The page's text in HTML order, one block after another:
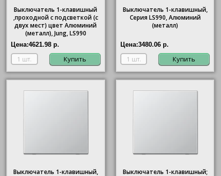
Выключатель 1-клавишный
,проходной с подсветкой (с
двух мест) цвет Алюминий
(металл), Jung, LS990
Цена:4621.98 р.
Купить
Выключатель 1-клавишный,
Серия LS990, Алюминий
(металл)
Цена:3480.06 р.
Купить
Выключатель 1-клавишный,
Выключатель 1-клавишный;